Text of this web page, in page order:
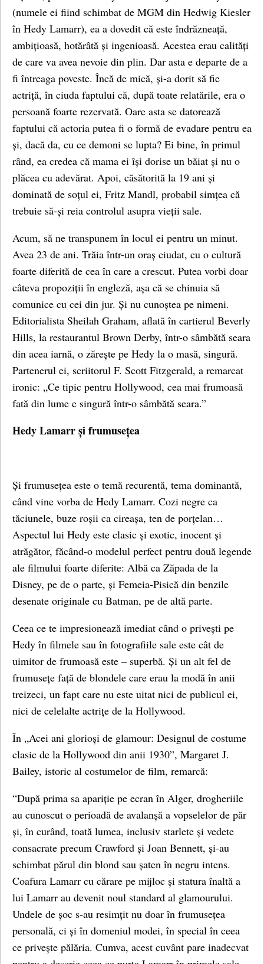
(numele ei fiind schimbat de MGM din Hedwig Kiesler
în Hedy Lamarr), ea a dovedit că este îndrăzneață,
ambițioasă, hotărâtă și ingenioasă. Acestea erau calități
de care va avea nevoie din plin. Dar asta e departe de a
fi întreaga poveste. Încă de mică, și-a dorit să fie
actriță, în ciuda faptului că, după toate relatările, era o
persoană foarte rezervată. Oare asta se datorează
faptului că actoria putea fi o formă de evadare pentru ea
și, dacă da, cu ce demoni se lupta? Ei bine, în primul
rând, ea credea că mama ei își dorise un băiat și nu o
plăcea cu adevărat. Apoi, căsătorită la 19 ani și
dominată de soțul ei, Fritz Mandl, probabil simțea că
trebuie să-și reia controlul asupra vieții sale.
Acum, să ne transpunem în locul ei pentru un minut.
Avea 23 de ani. Trăia într-un oraș ciudat, cu o cultură
foarte diferită de cea în care a crescut. Putea vorbi doar
câteva propoziții în engleză, așa că se chinuia să
comunice cu cei din jur. Și nu cunoștea pe nimeni.
Editorialista Sheilah Graham, aflată în cartierul Beverly
Hills, la restaurantul Brown Derby, într-o sâmbătă seara
din acea iarnă, o zărește pe Hedy la o masă, singură.
Partenerul ei, scriitorul F. Scott Fitzgerald, a remarcat
ironic: „Ce tipic pentru Hollywood, cea mai frumoasă
fată din lume e singură într-o sâmbătă seara.”
Hedy Lamarr și frumusețea
Și frumusețea este o temă recurentă, tema dominantă,
când vine vorba de Hedy Lamarr. Cozi negre ca
tăciunele, buze roșii ca cireașa, ten de porțelan…
Aspectul lui Hedy este clasic și exotic, inocent și
atrăgător, făcând-o modelul perfect pentru două legende
ale filmului foarte diferite: Albă ca Zăpada de la
Disney, pe de o parte, și Femeia-Pisică din benzile
desenate originale cu Batman, pe de altă parte.
Ceea ce te impresionează imediat când o privești pe
Hedy în filmele sau în fotografiile sale este cât de
uimitor de frumoasă este – superbă. Și un alt fel de
frumusețe față de blondele care erau la modă în anii
treizeci, un fapt care nu este uitat nici de publicul ei,
nici de celelalte actrițe de la Hollywood.
În „Acei ani glorioși de glamour: Designul de costume
clasic de la Hollywood din anii 1930”, Margaret J.
Bailey, istoric al costumelor de film, remarcă:
“După prima sa apariție pe ecran în Alger, drogheriile
au cunoscut o perioadă de avalanșă a vopselelor de păr
și, în curând, toată lumea, inclusiv starlete și vedete
consacrate precum Crawford și Joan Bennett, și-au
schimbat părul din blond sau șaten în negru intens.
Coafura Lamarr cu cărare pe mijloc și statura înaltă a
lui Lamarr au devenit noul standard al glamourului.
Undele de șoc s-au resimțit nu doar în frumusețea
personală, ci și în domeniul modei, în special în ceea
ce privește pălăria. Cumva, acest cuvânt pare inadecvat